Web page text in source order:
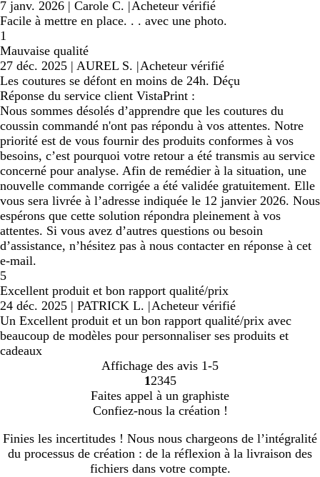
7 janv. 2026 | Carole C. |Acheteur vérifié
Facile à mettre en place. . . avec une photo.
1
Mauvaise qualité
27 déc. 2025 | AUREL S. |Acheteur vérifié
Les coutures se défont en moins de 24h. Déçu
Réponse du service client VistaPrint :
Nous sommes désolés d’apprendre que les coutures du
coussin commandé n'ont pas répondu à vos attentes. Notre
priorité est de vous fournir des produits conformes à vos
besoins, c’est pourquoi votre retour a été transmis au service
concerné pour analyse. Afin de remédier à la situation, une
nouvelle commande corrigée a été validée gratuitement. Elle
vous sera livrée à l’adresse indiquée le 12 janvier 2026. Nous
espérons que cette solution répondra pleinement à vos
attentes. Si vous avez d’autres questions ou besoin
d’assistance, n’hésitez pas à nous contacter en réponse à cet
e-mail.
5
Excellent produit et bon rapport qualité/prix
24 déc. 2025 | PATRICK L. |Acheteur vérifié
Un Excellent produit et un bon rapport qualité/prix avec
beaucoup de modèles pour personnaliser ses produits et
cadeaux
Affichage des avis 1-5
Accéder
à
la
1Accéder
à
la
2Accéder
à
la
3Accéder
à
la
4Accéder
à
la
page
5
Faites appel à un graphiste
Confiez-nous la création !
Finies les incertitudes ! Nous nous chargeons de l’intégralité
du processus de création : de la réflexion à la livraison des
fichiers dans votre compte.